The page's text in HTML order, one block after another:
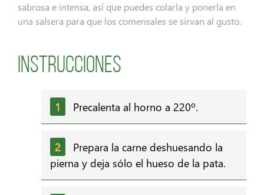
sabrosa e intensa, así que puedes colarla y ponerla en
una salsera para que los comensales se sirvan al gusto.
Instrucciones
Precalenta al horno a 220º.
Prepara la carne deshuesando la
pierna y deja sólo el hueso de la pata.